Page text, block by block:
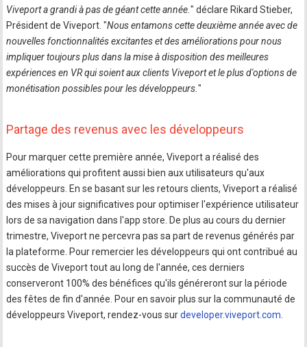
Viveport a grandi à pas de géant cette année." déclare Rikard Stieber,
Président de Viveport. "Nous entamons cette deuxième année avec de
nouvelles fonctionnalités excitantes et des améliorations pour nous
impliquer toujours plus dans la mise à disposition des meilleures
expériences en VR qui soient aux clients Viveport et le plus d'options de
monétisation possibles pour les développeurs."
Partage des revenus avec les développeurs
Pour marquer cette première année, Viveport a réalisé des
améliorations qui profitent aussi bien aux utilisateurs qu'aux
développeurs. En se basant sur les retours clients, Viveport a réalisé
des mises à jour significatives pour optimiser l'expérience utilisateur
lors de sa navigation dans l'app store. De plus au cours du dernier
trimestre, Viveport ne percevra pas sa part de revenus générés par
la plateforme. Pour remercier les développeurs qui ont contribué au
succès de Viveport tout au long de l'année, ces derniers
conserveront 100% des bénéfices qu'ils généreront sur la période
des fêtes de fin d'année. Pour en savoir plus sur la communauté de
développeurs Viveport, rendez-vous surdeveloper.viveport.com